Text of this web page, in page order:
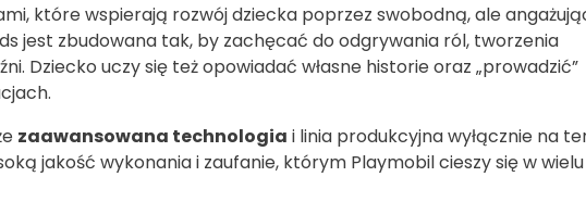
które wspierają rozwój dziecka poprzez swobodną, ale
jest zbudowana tak, by zachęcać do odgrywania ról, tworzenia
Dziecko uczy się też opowiadać własne historie oraz „prowadzić”
zaawansowana technologia i linia produkcyjna wyłącznie na
jakość wykonania i zaufanie, którym Playmobil cieszy się w wielu